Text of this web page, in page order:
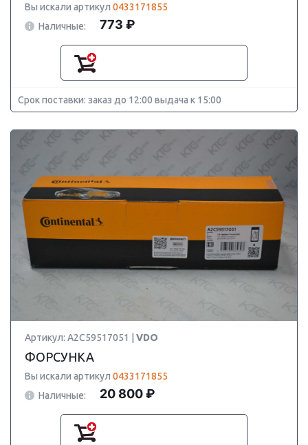
Вы искали артикул 0433171855
Наличные:
773 ₽
Срок поставки: заказ до 12:00 выдача к 15:00
Артикул: A2C59517051 | VDO
ФОРСУНКА
Вы искали артикул 0433171855
Наличные:
20 800 ₽